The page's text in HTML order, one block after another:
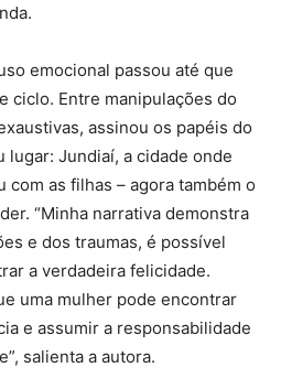
emocional passou até que
ciclo. Entre manipulações do
assinou os papéis do
lugar: Jundiaí, a cidade onde
com as filhas – agora também o
“Minha narrativa demonstra
e dos traumas, é possível
a verdadeira felicidade.
uma mulher pode encontrar
e assumir a responsabilidade
salienta a autora.